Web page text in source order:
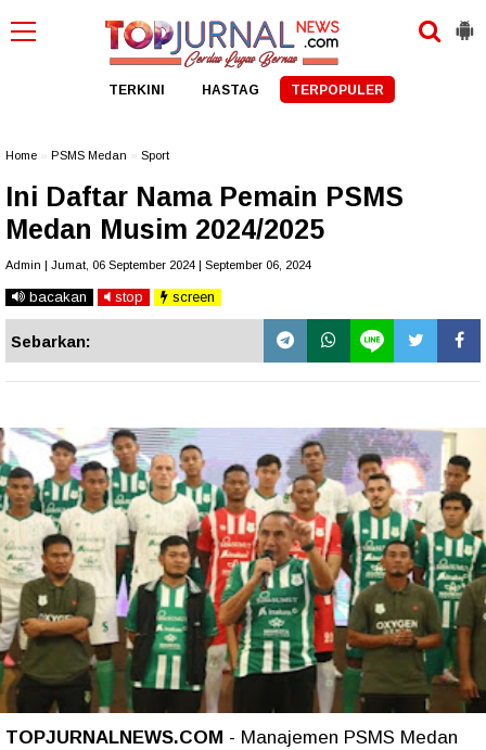
TERKINI HASTAG TERPOPULER
Home PSMS Medan Sport
Ini Daftar Nama Pemain PSMS
Medan Musim 2024/2025
Admin | Jumat, 06 September 2024 | September 06, 2024
bacakan stop screen
Sebarkan:
TOPJURNALNEWS.COM - Manajemen PSMS Medan